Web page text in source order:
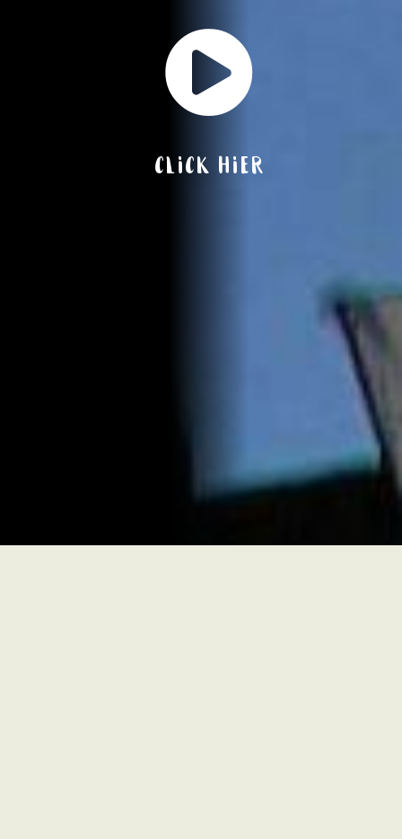

Click hier